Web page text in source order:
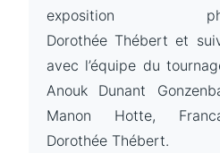
exposition
Dorothée Thébert et
avec l’équipe du
Anouk Dunant
Manon Hotte,
Dorothée Thébert.